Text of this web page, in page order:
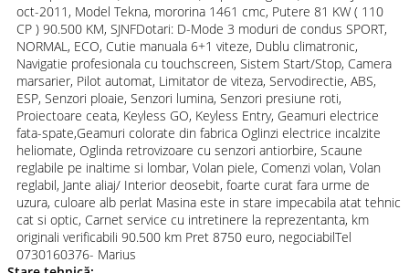
oct-2011, Model Tekna, mororina 1461 cmc, Putere 81 KW ( 110
CP ) 90.500 KM, SJNFDotari: D-Mode 3 moduri de condus SPORT,
NORMAL, ECO, Cutie manuala 6+1 viteze, Dublu climatronic,
Navigatie profesionala cu touchscreen, Sistem Start/Stop, Camera
marsarier, Pilot automat, Limitator de viteza, Servodirectie, ABS,
ESP, Senzori ploaie, Senzori lumina, Senzori presiune roti,
Proiectoare ceata, Keyless GO, Keyless Entry, Geamuri electrice
fata-spate,Geamuri colorate din fabrica Oglinzi electrice incalzite
heliomate, Oglinda retrovizoare cu senzori antiorbire, Scaune
reglabile pe inaltime si lombar, Volan piele, Comenzi volan, Volan
reglabil, Jante aliaj/ Interior deosebit, foarte curat fara urme de
uzura, culoare alb perlat Masina este in stare impecabila atat tehnic
cat si optic, Carnet service cu intretinere la reprezentanta, km
originali verificabili 90.500 km Pret 8750 euro, negociabilTel
0730160376- Marius